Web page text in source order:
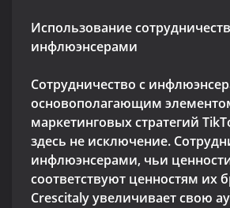
Использование
инфлюэнсерами
Сотрудничество с
основополагающим
маркетинговых стратегий
здесь не исключение.
инфлюэнсерами, чьи
соответствуют ценностям их
Crescitaly увеличивает свою